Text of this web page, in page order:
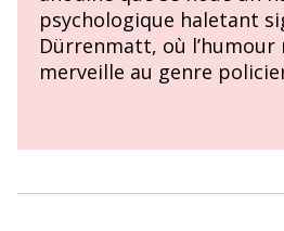
psychologique haletant
Dürrenmatt, où l’humour
merveille au genre